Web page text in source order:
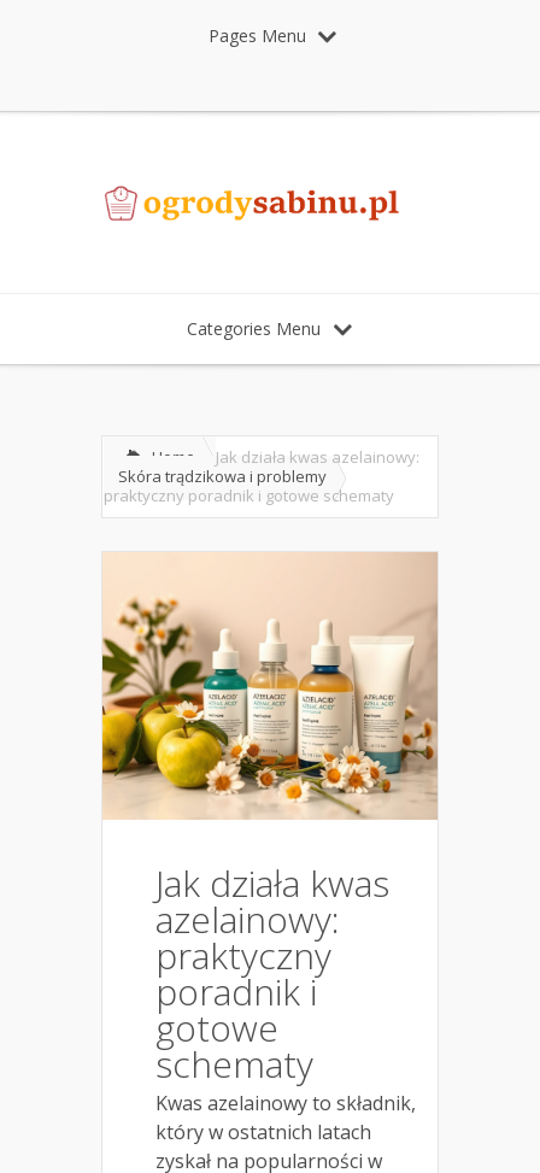
Pages Menu
Categories Menu
Home
Skóra trądzikowa i problemy
Jak działa kwas azelainowy:
praktyczny poradnik i gotowe schematy
Jak działa kwas
azelainowy:
praktyczny
poradnik i
gotowe
schematy
Kwas azelainowy to składnik,
który w ostatnich latach
zyskał na popularności w